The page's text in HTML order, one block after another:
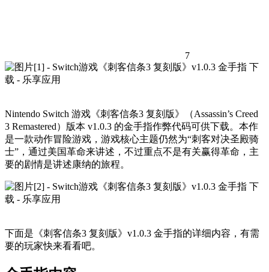
7
Nintendo Switch 游戏《刺客信条3 复刻版》（Assassin’s Creed
3 Remastered）版本 v1.0.3 的金手指作弊代码可供下载。本作
是一款动作冒险游戏，游戏核心主题仍然为“刺客对决圣殿骑
士”，通过美国革命来讲述，不过重点不是有关赢得革命，主
要的剧情是讲述康纳的旅程。
下面是《刺客信条3 复刻版》v1.0.3 金手指的详细内容，有需
要的玩家快来看看吧。